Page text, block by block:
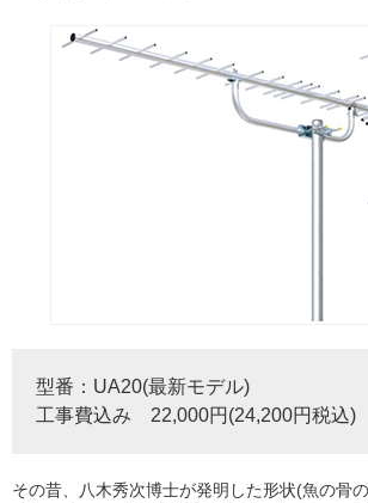
型番：UA20(最新モデル)
工事費込み 22,000円(24,200円税込)
その昔、八木秀次博士が発明した形状(魚の骨